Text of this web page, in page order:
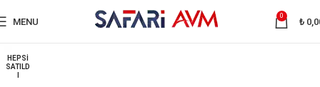
MENU
0
₺
HEPSI
SATILD